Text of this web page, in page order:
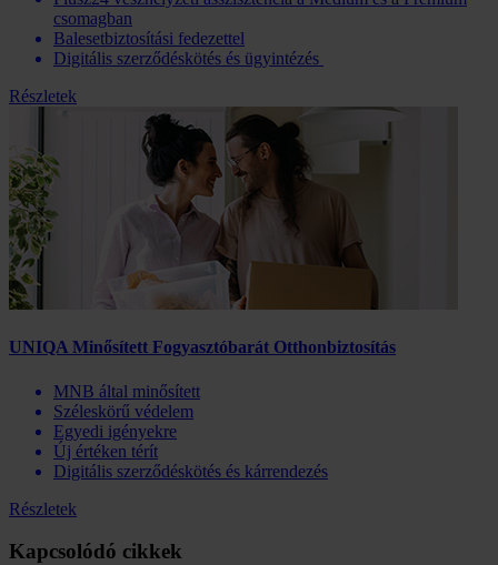
csomagban
Balesetbiztosítási fedezettel
Digitális szerződéskötés és ügyintézés
Részletek
UNIQA Minősített Fogyasztóbarát Otthonbiztosítás
MNB által minősített
Széleskörű védelem
Egyedi igényekre
Új értéken térít
Digitális szerződéskötés és kárrendezés
Részletek
Kapcsolódó cikkek